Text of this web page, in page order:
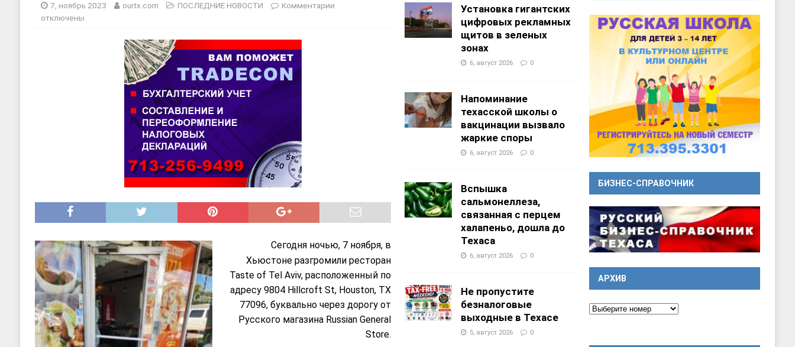
7, ноябрь 2023 ourtx.com ПОСЛЕДНИЕ НОВОСТИ
Комментарии
отключены
Сегодня ночью, 7 ноября, в
Хьюстоне разгромили ресторан
Taste of Tel Aviv, расположенный по
адресу 9804 Hillcroft St, Houston, TX
77096, буквально через дорогу от
Русского магазина Russian General
Store.
Установка гигантских
цифровых рекламных
щитов в зеленых
зонах
6, август 2026 0
Напоминание
техасской школы о
вакцинации вызвало
жаркие споры
6, август 2026 0
Вспышка
сальмонеллеза,
связанная с перцем
халапеньо, дошла до
Техаса
6, август 2026 0
Не пропустите
безналоговые
выходные в Техасе
5, август 2026 0
БИЗНЕС-СПРАВОЧНИК
АРХИВ